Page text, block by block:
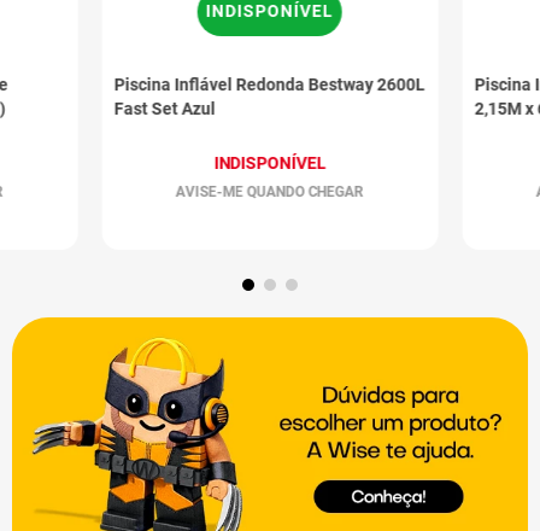
Piscina Inflável Redonda Bestway 2600L
Fast Set Azul
INDISPONÍVEL
AVISE-ME QUANDO CHEGAR
INDISPONÍVEL
Piscina
2,15M x